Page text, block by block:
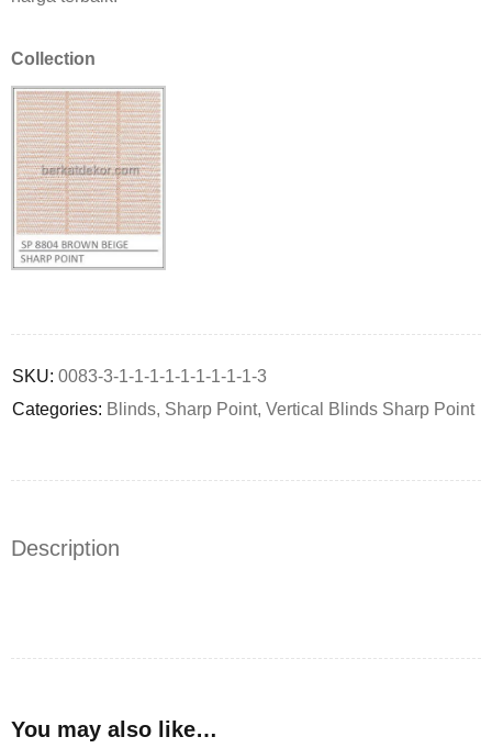
Collection
SKU: 0083-3-1-1-1-1-1-1-1-1-1-3
Categories: Blinds, Sharp Point, Vertical Blinds Sharp Point
Description
You may also like…